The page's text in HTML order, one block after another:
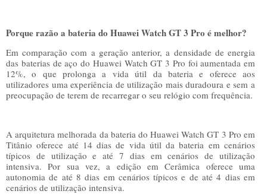
Porque razão a bateria do Huawei Watch GT 3 Pro é melhor?
Em comparação com a geração anterior, a densidade de energia
das baterias de aço do Huawei Watch GT 3 Pro foi aumentada em
12%, o que prolonga a vida útil da bateria e oferece aos
utilizadores uma experiência de utilização mais duradoura e sem a
preocupação de terem de recarregar o seu relógio com frequência.
A arquitetura melhorada da bateria do Huawei Watch GT 3 Pro em
Titânio oferece até 14 dias de vida útil da bateria em cenários
típicos de utilização e até 7 dias em cenários de utilização
intensiva. Por sua vez, a edição em Cerâmica oferece uma
autonomia de até 8 dias em cenários típicos e de até 4 dias em
cenários de utilização intensiva.